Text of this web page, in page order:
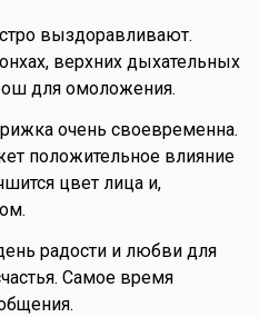
выздоравливают.
верхних дыхательных
для омоложения.
очень своевременна.
положительное влияние
цвет лица и,
радости и любви для
Самое время